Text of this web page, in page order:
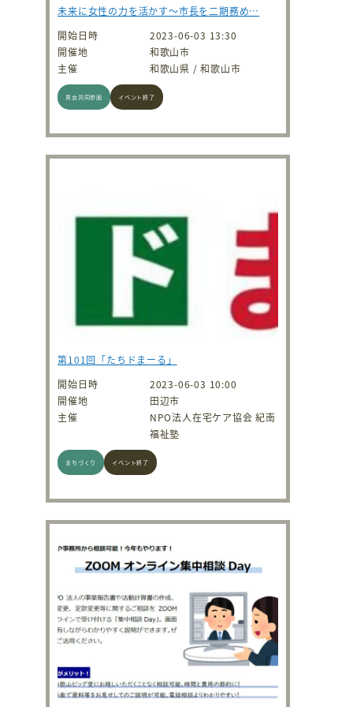
未来に女性の力を活かす～市長を二期務め…
開始日時
2023-06-03 13:30
開催地
和歌山市
主催
和歌山県 / 和歌山市
男女共同参画 イベント終了
第101回「たちドまーる」
開始日時
2023-06-03 10:00
開催地
田辺市
主催
NPO法人在宅ケア協会 紀南
福祉塾
まちづくり イベント終了